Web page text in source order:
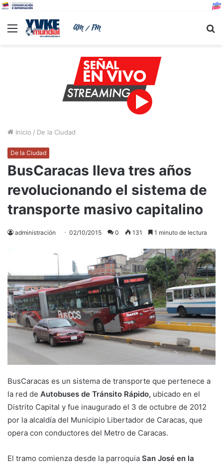
Menu
Inicio / De la Ciudad
De la Ciudad
BusCaracas lleva tres años
revolucionando el sistema de
transporte masivo capitalino
administración 02/10/2015 0 131 1 minuto de lectura
BusCaracas es un sistema de transporte que pertenece a
la red de Autobuses de Tránsito Rápido, ubicado en el
Distrito Capital y fue inaugurado el 3 de octubre de 2012
por la alcaldía del Municipio Libertador de Caracas, que
opera con conductores del Metro de Caracas.
El tramo comienza desde la parroquia San José en la